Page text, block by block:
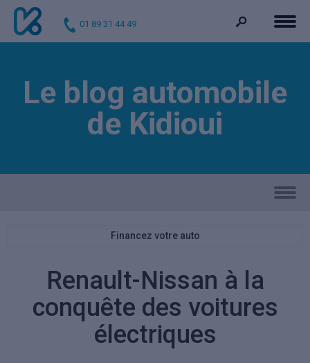
01 89 31 44 49
Le blog automobile
de Kidioui
Financez votre auto
Renault-Nissan à la
conquête des voitures
électriques